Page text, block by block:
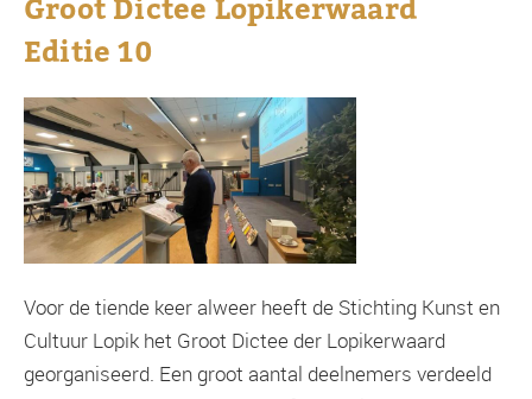
Groot Dictee Lopikerwaard
Editie 10
Voor de tiende keer alweer heeft de Stichting Kunst en
Cultuur Lopik het Groot Dictee der Lopikerwaard
georganiseerd. Een groot aantal deelnemers verdeeld